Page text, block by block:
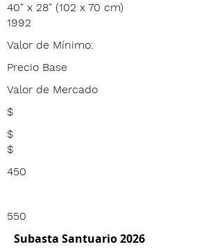
40" x 28" (102 x 70 cm)
1992
Valor de Mínimo:
Precio Base
Valor de Mercado
$
$
$
450
550
Subasta Santuario 2026